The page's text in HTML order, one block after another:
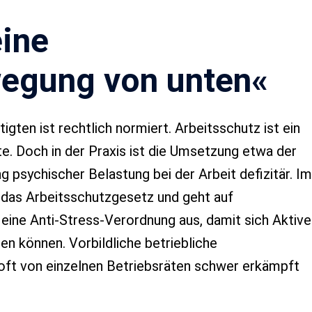
von unten«
ist rechtlich normiert. Arbeitsschutz ist ein
Doch in der Praxis ist die Umsetzung etwa der
psychischer Belastung bei der Arbeit defizitär. Im
Arbeitsschutzgesetz und geht auf
Anti-Stress-Verordnung aus, damit sich Aktive
können. Vorbildliche betriebliche
von einzelnen Betriebsräten schwer erkämpft